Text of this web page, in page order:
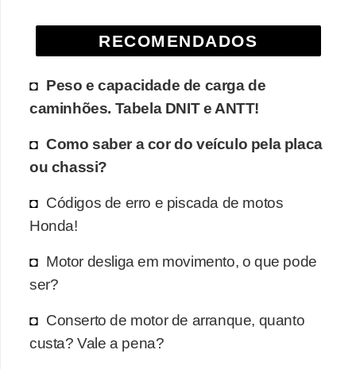
RECOMENDADOS
Peso e capacidade de carga de
caminhões. Tabela DNIT e ANTT!
Como saber a cor do veículo pela placa
ou chassi?
Códigos de erro e piscada de motos
Honda!
Motor desliga em movimento, o que pode
ser?
Conserto de motor de arranque, quanto
custa? Vale a pena?
o
m
p
r
r
a
r